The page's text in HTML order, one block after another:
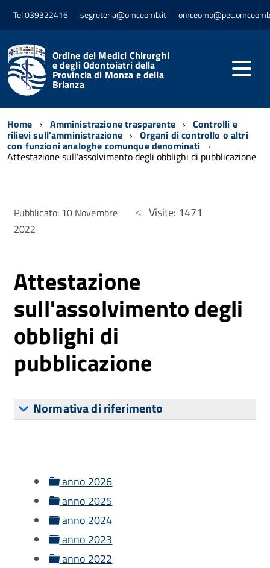
Tel.039322416 segreteria@omceomb.it
Ordine dei Medici Chirurghi
e degli Odontoiatri della
Provincia di Monza e della
Brianza
Home Amministrazione trasparente Controlli e
rilievi sull'amministrazione Organi di controllo o altri
con funzioni analoghe comunque denominati
Attestazione sull'assolvimento degli obblighi di pubblicazione
Pubblicato: 10 Novembre
2022
Visite: 1471
Attestazione
sull'assolvimento degli
obblighi di
pubblicazione
Normativa di riferimento
folder
anno 2026
folder
anno 2025
folder
anno 2024
folder
anno 2023
folder
anno 2022